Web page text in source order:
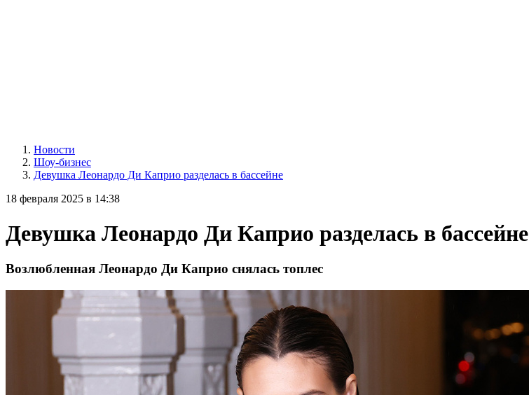
Новости
Шоу-бизнес
Девушка Леонардо Ди Каприо разделась в бассейне
18 февраля 2025 в 14:38
Девушка Леонардо Ди Каприо разделась в бассейне
Возлюбленная Леонардо Ди Каприо снялась топлес